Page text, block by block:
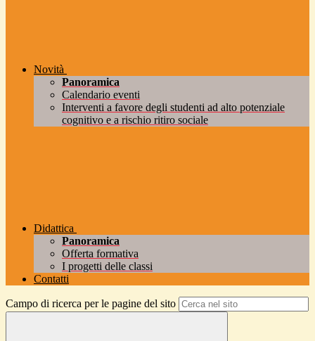
Novità
Panoramica
Calendario eventi
Interventi a favore degli studenti ad alto potenziale
cognitivo e a rischio ritiro sociale
Didattica
Panoramica
Offerta formativa
I progetti delle classi
Contatti
Campo di ricerca per le pagine del sito